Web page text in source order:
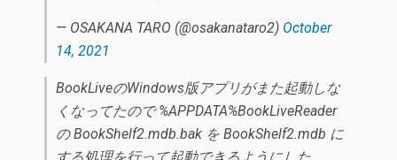
— OSAKANA TARO (@osakanataro2) October
14, 2021
BookLiveのWindows版アプリがまた起動しな
くなってたので %APPDATA%BookLiveReader
の BookShelf2.mdb.bak を BookShelf2.mdb に